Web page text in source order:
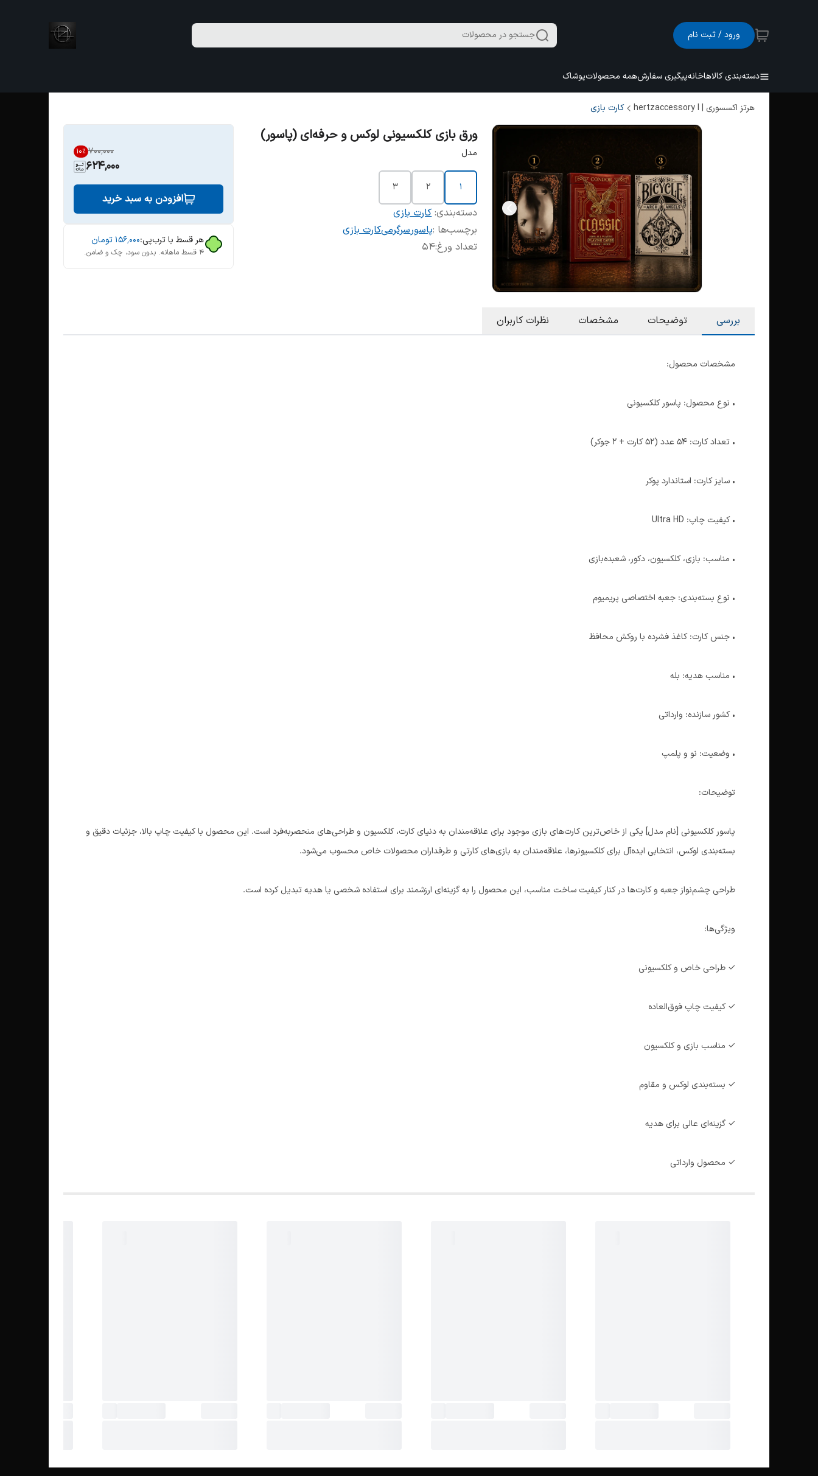
ورود / ثبت نام جستجو در محصولات
دسته‌بندی کالاهاخانهپیگیری سفارشهمه محصولاتپوشاک
هرتز اکسسوری | hertzaccessory l کارت بازی
ورق بازی کلکسیونی لوکس و حرفه‌ای (پاسور)
مدل
۱ ۲ ۳
دسته‌بندی:کارت بازی
برچسب‌ها :پاسورسرگرمیکارت بازی
تعداد ورغ:۵۴
۷۰۰٬۰۰۰ 10%
624,000
افزودن به سبد خرید
هر قسط با ترب‌پی:۱۵۶٬۰۰۰تومان
۴ قسط ماهانه. بدون سود، چک و ضامن.
بررسی توضیحات مشخصات نظرات کاربران
مشخصات محصول:
• نوع محصول: پاسور کلکسیونی
• تعداد کارت: 54 عدد (52 کارت + 2 جوکر)
• سایز کارت: استاندارد پوکر
• کیفیت چاپ: Ultra HD
• مناسب: بازی، کلکسیون، دکور، شعبده‌بازی
• نوع بسته‌بندی: جعبه اختصاصی پریمیوم
• جنس کارت: کاغذ فشرده با روکش محافظ
• مناسب هدیه: بله
• کشور سازنده: وارداتی
• وضعیت: نو و پلمپ
توضیحات:
پاسور کلکسیونی [نام مدل] یکی از خاص‌ترین کارت‌های بازی موجود برای علاقه‌مندان به دنیای کارت، کلکسیون و طراحی‌های منحصربه‌فرد است. این محصول با کیفیت چاپ بالا، جزئیات دقیق و
بسته‌بندی لوکس، انتخابی ایده‌آل برای کلکسیونرها، علاقه‌مندان به بازی‌های کارتی و طرفداران محصولات خاص محسوب می‌شود.
طراحی چشم‌نواز جعبه و کارت‌ها در کنار کیفیت ساخت مناسب، این محصول را به گزینه‌ای ارزشمند برای استفاده شخصی یا هدیه تبدیل کرده است.
ویژگی‌ها:
✓ طراحی خاص و کلکسیونی
✓ کیفیت چاپ فوق‌العاده
✓ مناسب بازی و کلکسیون
✓ بسته‌بندی لوکس و مقاوم
✓ گزینه‌ای عالی برای هدیه
✓ محصول وارداتی